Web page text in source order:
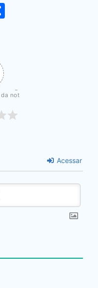
not
Acessar